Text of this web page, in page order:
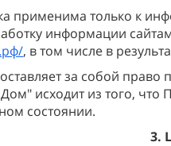
применима только к
информации
, в том числе в
за собой
исходит из того,
состоянии.
3.